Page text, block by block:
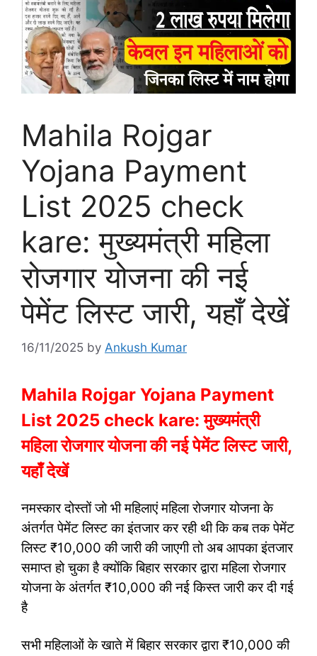
Mahila Rojgar
Yojana Payment
List 2025 check
kare: मुख्यमंत्री महिला
रोजगार योजना की नई
पेमेंट लिस्ट जारी, यहाँ देखें
16/11/2025 by Ankush Kumar
Mahila Rojgar Yojana Payment
List 2025 check kare: मुख्यमंत्री
महिला रोजगार योजना की नई पेमेंट लिस्ट जारी,
यहाँ देखें
नमस्कार दोस्तों जो भी महिलाएं महिला रोजगार योजना के
अंतर्गत पेमेंट लिस्ट का इंतजार कर रही थी कि कब तक पेमेंट
लिस्ट ₹10,000 की जारी की जाएगी तो अब आपका इंतजार
समाप्त हो चुका है क्योंकि बिहार सरकार द्वारा महिला रोजगार
योजना के अंतर्गत ₹10,000 की नई किस्त जारी कर दी गई
है
सभी महिलाओं के खाते में बिहार सरकार द्वारा ₹10,000 की